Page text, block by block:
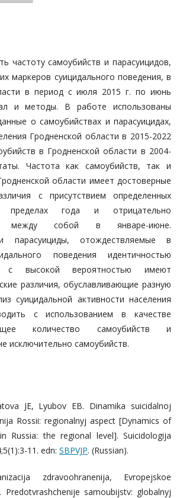
частоту самоубийств и парасуицидов,
маркеров суицидального поведения, в
в период с июля 2015 г. по июнь
и методы. В работе использованы
о самоубийствах и парасуицидах,
Гродненской области в 2015-2022
в Гродненской области в 2004-
Частота как самоубийств, так и
области имеет достоверные
с присутствием определенных
пределах года и отрицательно
между собой в январе-июне.
парасуициды, отождествляемые в
поведения идентичностью
с высокой вероятностью имеют
различия, обуславливающие разную
суицидальной активности населения
с использованием в качестве
количество самоубийств и
исключительно самоубийств.
JE, Lyubov EB. Dinamika suicidalnoj
Rossii: regionalnyj aspect [Dynamics of
Russia: the regional level]. Suicidologija
11. edn: SBPVJP. (Russian).
zdravoohranenija, Evropejskoe
Predotvrashсhenije samoubijstv: globalnyj